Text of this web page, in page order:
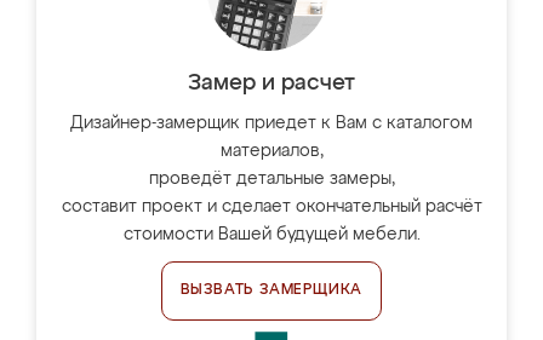
Замер и расчет
Дизайнер-замерщик приедет к Вам с каталогом
материалов,
проведёт детальные замеры,
составит проект и сделает окончательный расчёт
стоимости Вашей будущей мебели.
ВЫЗВАТЬ ЗАМЕРЩИКА